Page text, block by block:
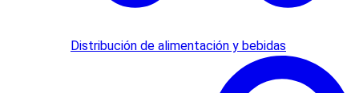
Distribución de alimentación y bebidas